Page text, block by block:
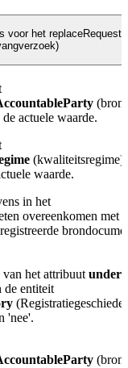
voor het replaceRequest
actuele waarde.
(kwaliteitsregime)
waarde.
in het
overeenkomen met
het attribuut
de entiteit
'nee'.